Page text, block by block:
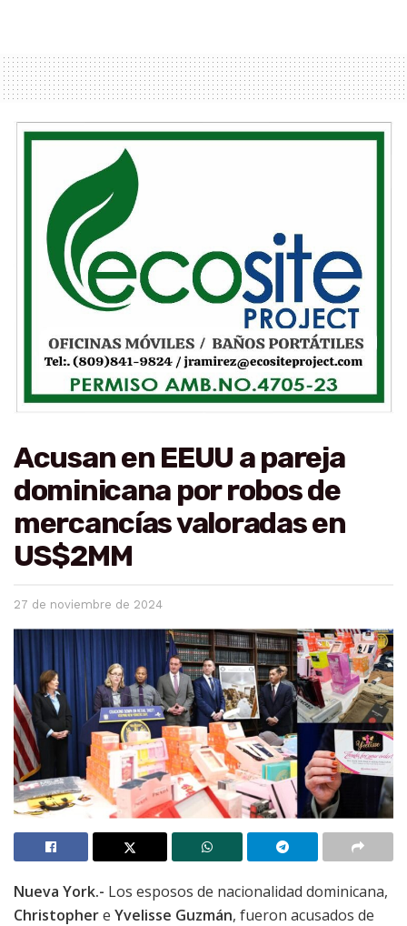
Acusan en EEUU a pareja
dominicana por robos de
mercancías valoradas en
US$2MM
27 de noviembre de 2024
Nueva York.- Los esposos de nacionalidad dominicana,
Christophere Yvelisse Guzmán, fueron acusados de